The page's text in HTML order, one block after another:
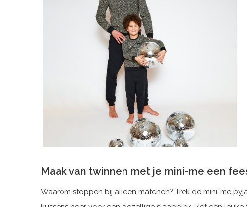
Maak van twinnen met je mini-me een
Waarom stoppen bij alleen matchen? Trek de mini-me